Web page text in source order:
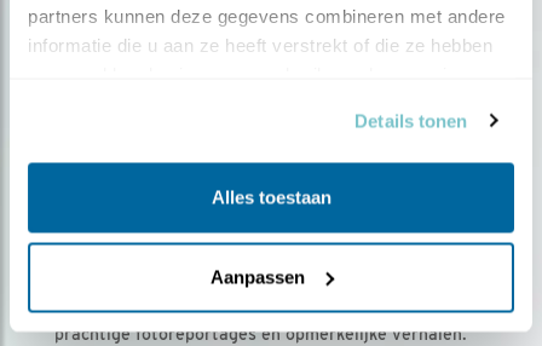
partners kunnen deze gegevens combineren met andere
informatie die u aan ze heeft verstrekt of die ze hebben
Details tonen
Alles toestaan
Aanpassen
Ontvang 5 x Vogels voor € 36,00 per jaar
Vogels is het tijdschrift voor onze leden, met
prachtige fotoreportages en opmerkelijke verhalen.